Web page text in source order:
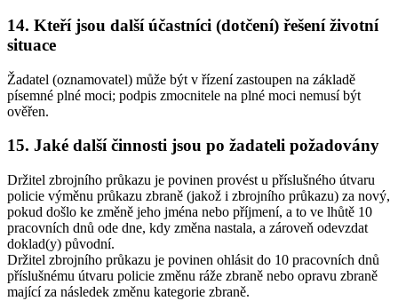
14. Kteří jsou další účastníci (dotčení) řešení životní
situace
Žadatel (oznamovatel) může být v řízení zastoupen na základě
písemné plné moci; podpis zmocnitele na plné moci nemusí být
ověřen.
15. Jaké další činnosti jsou po žadateli požadovány
Držitel zbrojního průkazu je povinen provést u příslušného útvaru
policie výměnu průkazu zbraně (jakož i zbrojního průkazu) za nový,
pokud došlo ke změně jeho jména nebo příjmení, a to ve lhůtě 10
pracovních dnů ode dne, kdy změna nastala, a zároveň odevzdat
doklad(y) původní.
Držitel zbrojního průkazu je povinen ohlásit do 10 pracovních dnů
příslušnému útvaru policie změnu ráže zbraně nebo opravu zbraně
mající za následek změnu kategorie zbraně.